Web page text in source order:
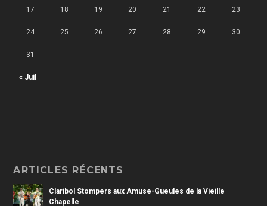
« Juil
17 18 19 20 21 22 23
24 25 26 27 28 29 30
31
ARTICLES RÉCENTS
Claribol Stompers aux Amuse-Gueules de la Vieille
Chapelle